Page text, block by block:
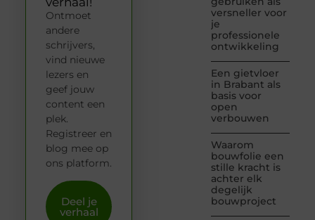
versneller voor
je
professionele
ontwikkeling
Een gietvloer
in Brabant als
basis voor
open
verbouwen
Waarom
bouwfolie een
stille kracht is
achter elk
degelijk
bouwproject
Ontmoet
andere
schrijvers,
vind nieuwe
lezers en
geef jouw
content een
plek.
Registreer en
blog mee op
ons platform.
Deel je
verhaal